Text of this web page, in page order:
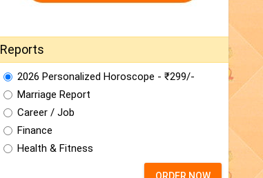
Reports
2026 Personalized Horoscope - ₹299/-
Marriage Report
Career / Job
Finance
Health & Fitness